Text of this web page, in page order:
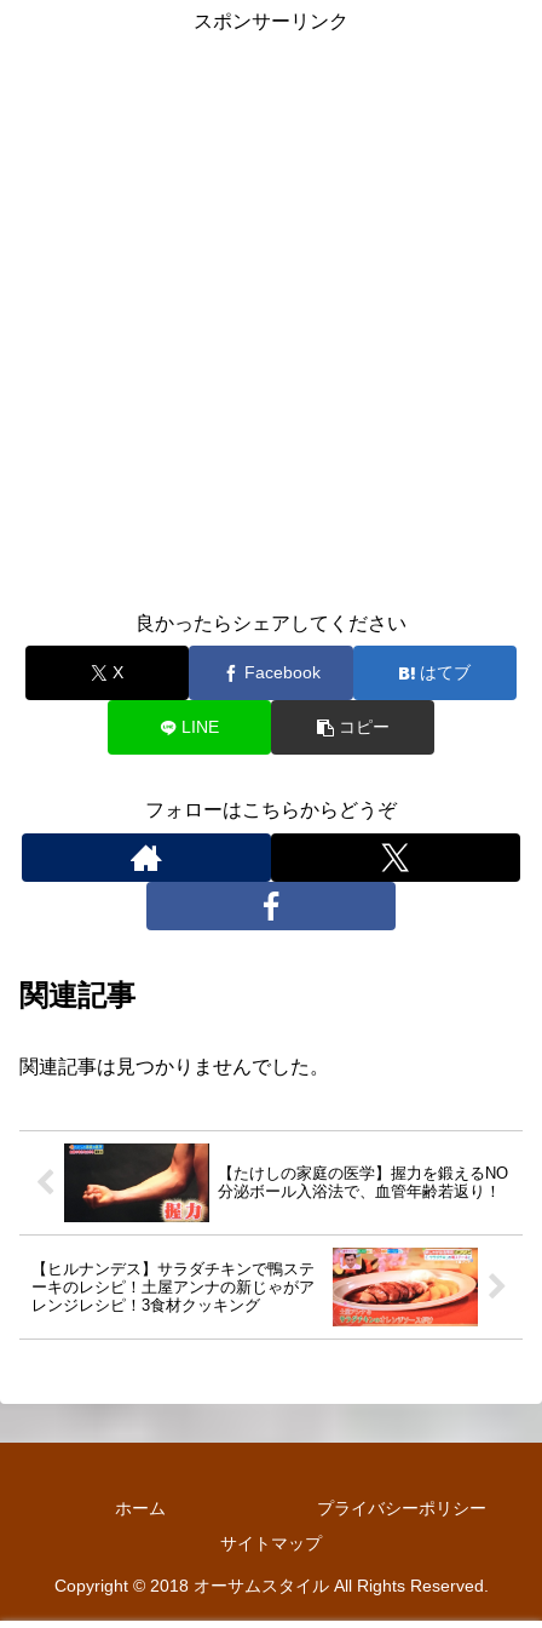
スポンサーリンク
良かったらシェアしてください
X Facebook はてブ
LINE コピー
フォローはこちらからどうぞ
関連記事
関連記事は見つかりませんでした。
【たけしの家庭の医学】握力を鍛えるNO
分泌ボール入浴法で、血管年齢若返り！
【ヒルナンデス】サラダチキンで鴨ステ
ーキのレシピ！土屋アンナの新じゃがア
レンジレシピ！3食材クッキング
ホーム
プライバシーポリシー
サイトマップ
Copyright © 2018 オーサムスタイル All Rights Reserved.